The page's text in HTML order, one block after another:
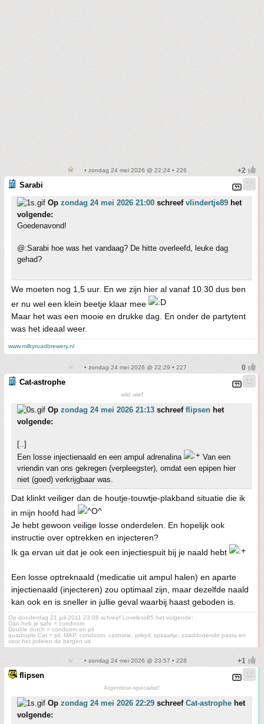
• zondag 24 mei 2026 @ 22:24 • 226
Sarabi
Op zondag 24 mei 2026 21:00 schreef vlindertje89 het
volgende:
Goedenavond!
@:Sarabi hoe was het vandaag? De hitte overleefd, leuke dag
gehad?
We moeten nog 1,5 uur. En we zijn hier al vanaf 10.30 dus ben
er nu wel een klein beetje klaar mee
Maar het was een mooie en drukke dag. En onder de partytent
was het ideaal weer.
www.milkyroadbrewery.nl
• zondag 24 mei 2026 @ 22:29 • 227
Cat-astrophe
wild wief
Op zondag 24 mei 2026 21:13 schreef flipsen het
volgende:
[..]
Een losse injectienaald en een ampul adrenalina
Van een
vriendin van ons gekregen (verpleegster), omdat een epipen hier
niet (goed) verkrijgbaar was.
Dat klinkt veiliger dan de houtje-touwtje-plakband situatie die ik
in mijn hoofd had
Je hebt gewoon veilige losse onderdelen. En hopelijk ook
instructie over optrekken en injecteren?
Ik ga ervan uit dat je ook een injectiespuit bij je naald hebt
Een losse optreknaald (medicatie uit ampul halen) en aparte
injectienaald (injecteren) zou optimaal zijn, maar dezelfde naald
kan ook en is sneller in jullie geval waarbij haast geboden is.
Op donderdag 21 juli 2011 23:08 schreef Loveless85 het volgende:
Dan heb je safe = condoom
Double dutch = condoom en pil
quadruple Cat = pil, MAP, condoom, castratie, prikpil, spiraaltje, zaaddodende pasta en
voor het jodelen de bergen uit
• zondag 24 mei 2026 @ 23:57 • 228
flipsen
Argentinie-specialist!
Op zondag 24 mei 2026 22:29 schreef Cat-astrophe het
volgende: